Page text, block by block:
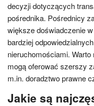
decyzji dotyczących
pośrednika. Pośrednicy
większe doświadczenie
bardziej
nieruchomościami.
mogą oferować szerszy
m.in. doradztwo prawne
Jakie są